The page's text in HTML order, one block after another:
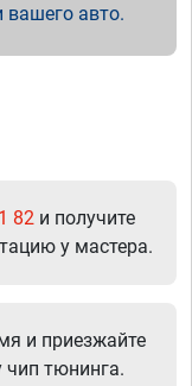
вашего авто.
82 и получите
у мастера.
и приезжайте
чип тюнинга.